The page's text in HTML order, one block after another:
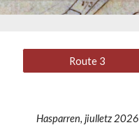
Route 3
Hasparren, jiulletz 2026